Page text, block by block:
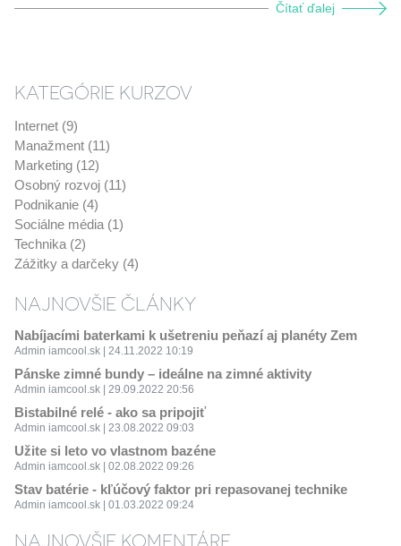
Čítať ďalej
KATEGÓRIE KURZOV
Internet (9)
Manažment (11)
Marketing (12)
Osobný rozvoj (11)
Podnikanie (4)
Sociálne média (1)
Technika (2)
Zážitky a darčeky (4)
NAJNOVŠIE ČLÁNKY
Nabíjacími baterkami k ušetreniu peňazí aj planéty Zem
Admin iamcool.sk | 24.11.2022 10:19
Pánske zimné bundy – ideálne na zimné aktivity
Admin iamcool.sk | 29.09.2022 20:56
Bistabilné relé - ako sa pripojiť
Admin iamcool.sk | 23.08.2022 09:03
Užite si leto vo vlastnom bazéne
Admin iamcool.sk | 02.08.2022 09:26
Stav batérie - kľúčový faktor pri repasovanej technike
Admin iamcool.sk | 01.03.2022 09:24
NAJNOVŠIE KOMENTÁRE